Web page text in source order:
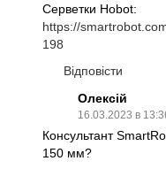
Серветки Hobot:
https://
198
Відповісти
Олексій
16.03.2023 в
Консультант
150 мм?